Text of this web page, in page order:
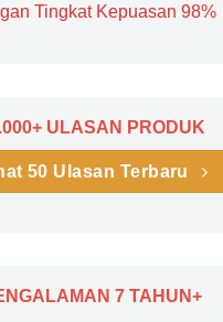
Tingkat Kepuasan 98%
ULASAN PRODUK
50 Ulasan Terbaru
7 TAHUN+